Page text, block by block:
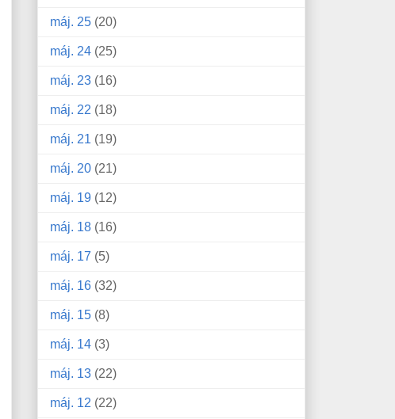
máj. 25 (20)
máj. 24 (25)
máj. 23 (16)
máj. 22 (18)
máj. 21 (19)
máj. 20 (21)
máj. 19 (12)
máj. 18 (16)
máj. 17 (5)
máj. 16 (32)
máj. 15 (8)
máj. 14 (3)
máj. 13 (22)
máj. 12 (22)